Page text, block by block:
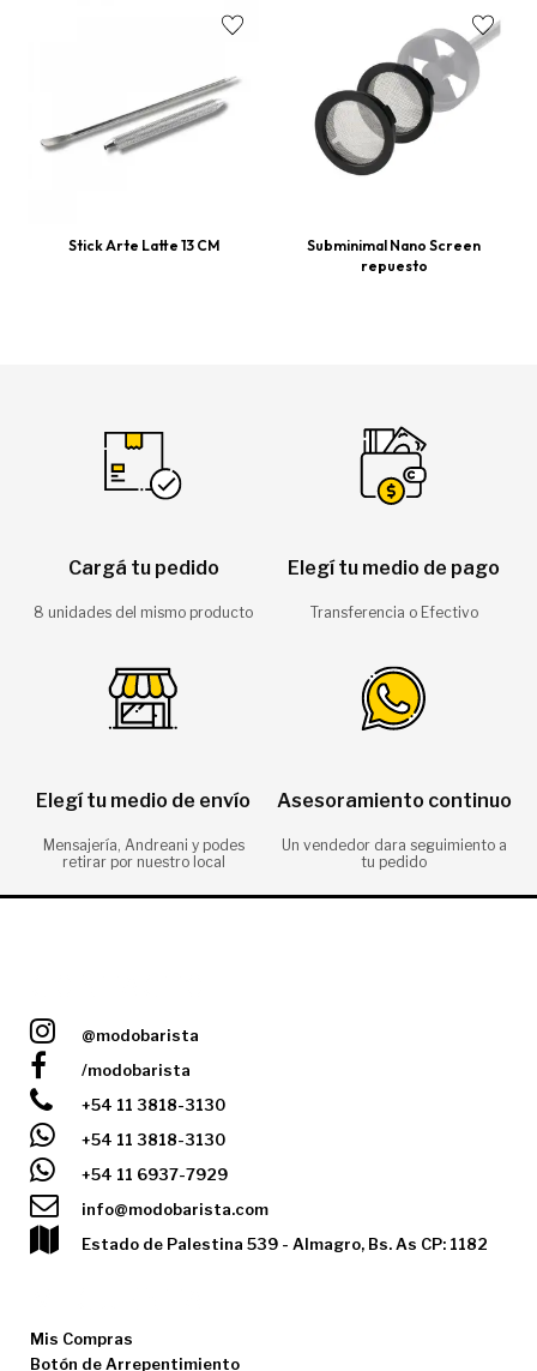
Stick Arte Latte 13 CM
Subminimal Nano Screen
repuesto
Cargá tu pedido
8 unidades del mismo producto
Elegí tu medio de pago
Transferencia o Efectivo
Elegí tu medio de envío
Mensajería, Andreani y podes
retirar por nuestro local
Asesoramiento continuo
Un vendedor dara seguimiento a
tu pedido
@modobarista
/modobarista
+54 11 3818-3130
+54 11 3818-3130
+54 11 6937-7929
info@modobarista.com
Estado de Palestina 539 - Almagro, Bs. As CP: 1182
Mis Compras
Botón de Arrepentimiento